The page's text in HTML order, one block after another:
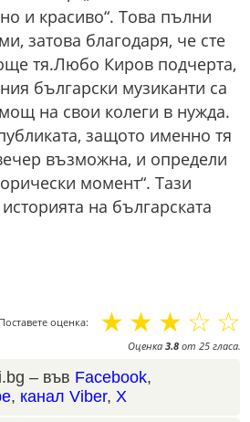
и красиво“. Това пълни
затова благодаря, че сте
тя.Любо Киров подчерта,
български музиканти са
на свои колеги в нужда.
защото именно тя
възможна, и определи
момент“. Тази
на българската
Поставете оценка: ☆
☆
☆
☆
☆
Оценка 3.8 от 25 гласа.
– във Facebook,
, канал Viber, X